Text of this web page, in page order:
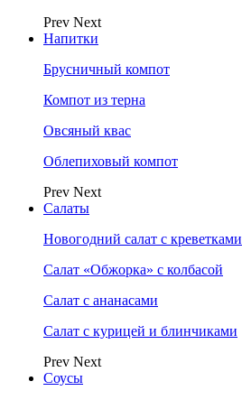
Prev Next
Напитки
Брусничный компот
Компот из терна
Овсяный квас
Облепиховый компот
Prev Next
Салаты
Новогодний салат с креветками
Салат «Обжорка» с колбасой
Салат с ананасами
Салат с курицей и блинчиками
Prev Next
Соусы